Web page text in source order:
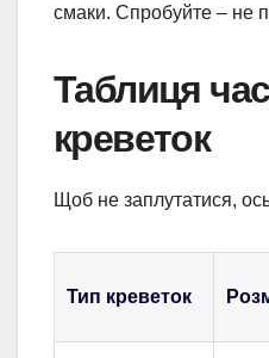
смаки. Спробуйте – не
Таблиця
креветок
Щоб не заплутатися,
Тип креветок